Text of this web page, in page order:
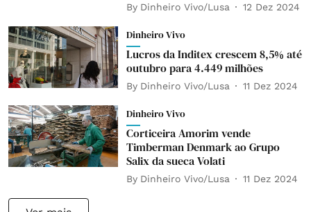
By Dinheiro Vivo/Lusa 12 Dez 2024
Dinheiro Vivo
Lucros da Inditex crescem 8,5% até
outubro para 4.449 milhões
By Dinheiro Vivo/Lusa 11 Dez 2024
Dinheiro Vivo
Corticeira Amorim vende
Timberman Denmark ao Grupo
Salix da sueca Volati
By Dinheiro Vivo/Lusa 11 Dez 2024